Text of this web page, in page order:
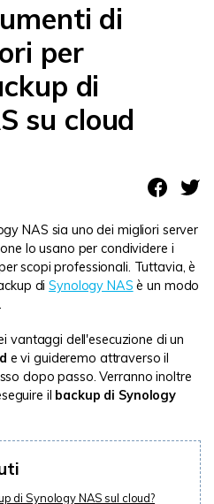
di
per
di
su cloud
NAS sia uno dei migliori server
lo usano per condividere i
scopi professionali. Tuttavia, è
diSynology NAS è un modo
vantaggi dell'esecuzione di un
e vi guideremo attraverso il
dopo passo. Verranno inoltre
il backup di Synology
di Synology NAS sul cloud?